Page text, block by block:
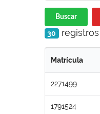
Buscar
30 registros
Matrícula
2271499
1791524